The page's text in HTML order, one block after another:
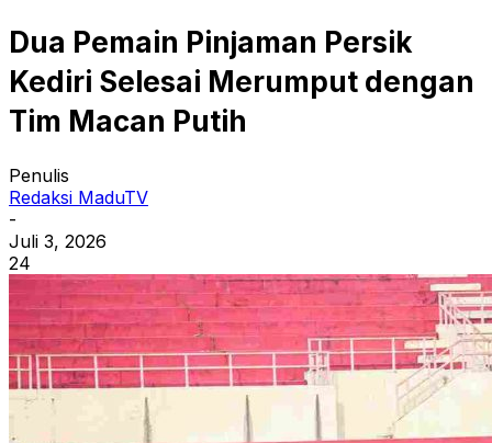
Dua Pemain Pinjaman Persik
Kediri Selesai Merumput dengan
Tim Macan Putih
Penulis
Redaksi MaduTV
-
Juli 3, 2026
24